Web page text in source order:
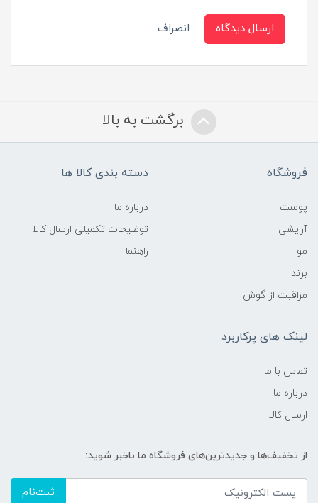
ارسال دیدگاه انصراف
برگشت به بالا
فروشگاه
پوست
آرایشی
مو
برند
مراقبت از گوش
دسته بندی کالا ها
درباره ما
توضیحات تکمیلی ارسال کالا
راهنما
لینک های پرکاربرد
تماس با ما
درباره ما
ارسال کالا
از تخفیف‌ها و جدیدترین‌های فروشگاه ما باخبر شوید:
ثبت‌نام